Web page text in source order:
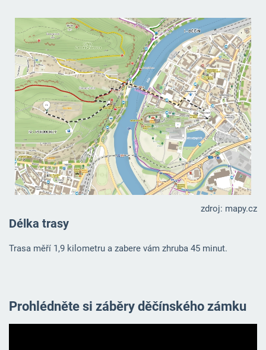
zdroj: mapy.cz
Délka trasy
Trasa měří 1,9 kilometru a zabere vám zhruba 45 minut.
Prohlédněte si záběry děčínského zámku